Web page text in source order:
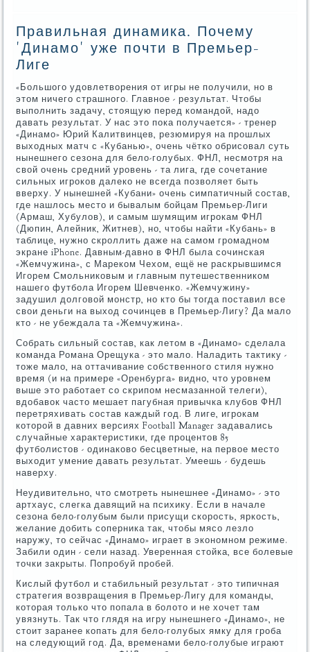
Правильная динамика. Почему
'Динамо' уже почти в Премьер-
Лиге
«Большого удовлетворения от игры не получили, но в
этом ничего страшного. Главное - результат. Чтобы
выполнить задачу, стоящую перед командой, надо
давать результат. У нас это пока получается» - тренер
«Динамо» Юрий Калитвинцев, резюмируя на прошлых
выходных матч с «Кубанью», очень чётко обрисовал суть
нынешнего сезона для бело-голубых. ФНЛ, несмотря на
свой очень средний уровень - та лига, где сочетание
сильных игроков далеко не всегда позволяет быть
вверху. У нынешней «Кубани» очень симпатичный состав,
где нашлось место и бывалым бойцам Премьер-Лиги
(Армаш, Хубулов), и самым шумящим игрокам ФНЛ
(Дюпин, Алейник, Житнев), но, чтобы найти «Кубань» в
таблице, нужно скроллить даже на самом громадном
экране iPhone. Давным-давно в ФНЛ была сочинская
«Жемчужина», с Мареком Чехом, ещё не раскрывшимся
Игорем Смольниковым и главным путешественником
нашего футбола Игорем Шевченко. «Жемчужину»
задушил долговой монстр, но кто бы тогда поставил все
свои деньги на выход сочинцев в Премьер-Лигу? Да мало
кто - не убеждала та «Жемчужина».
Собрать сильный состав, как летом в «Динамо» сделала
команда Романа Орещука - это мало. Наладить тактику -
тоже мало, на оттачивание собственного стиля нужно
время (и на примере «Оренбурга» видно, что уровнем
выше это работает со скрипом несмазанной телеги),
вдобавок часто мешает пагубная привычка клубов ФНЛ
перетряхивать состав каждый год. В лиге, игрокам
которой в давних версиях Football Manager задавались
случайные характеристики, где процентов 85
футболистов - одинаково бесцветные, на первое место
выходит умение давать результат. Умеешь - будешь
наверху.
Неудивительно, что смотреть нынешнее «Динамо» - это
артхаус, слегка давящий на психику. Если в начале
сезона бело-голубым были присущи скорость, яркость,
желание добить соперника так, чтобы мясо лезло
наружу, то сейчас «Динамо» играет в экономном режиме.
Забили один - сели назад. Уверенная стойка, все болевые
точки закрыты. Попробуй пробей.
Кислый футбол и стабильный результат - это типичная
стратегия возвращения в Премьер-Лигу для команды,
которая только что попала в болото и не хочет там
увязнуть. Так что глядя на игру нынешнего «Динамо», не
стоит заранее копать для бело-голубых ямку для гроба
на следующий год. Да, временами бело-голубые играют